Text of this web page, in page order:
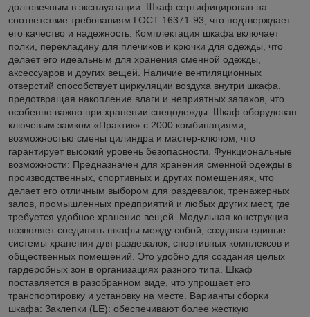
долговечным в эксплуатации. Шкаф сертифицирован на
соответствие требованиям ГОСТ 16371-93, что подтверждает
его качество и надежность. Комплектация шкафа включает
полки, перекладину для плечиков и крючки для одежды, что
делает его идеальным для хранения сменной одежды,
аксессуаров и других вещей. Наличие вентиляционных
отверстий способствует циркуляции воздуха внутри шкафа,
предотвращая накопление влаги и неприятных запахов, что
особенно важно при хранении спецодежды. Шкаф оборудован
ключевым замком «Практик» с 2000 комбинациями,
возможностью смены цилиндра и мастер-ключом, что
гарантирует высокий уровень безопасности. Функциональные
возможности: Предназначен для хранения сменной одежды в
производственных, спортивных и других помещениях, что
делает его отличным выбором для раздевалок, тренажерных
залов, промышленных предприятий и любых других мест, где
требуется удобное хранение вещей. Модульная конструкция
позволяет соединять шкафы между собой, создавая единые
системы хранения для раздевалок, спортивных комплексов и
общественных помещений. Это удобно для создания целых
гардеробных зон в организациях разного типа. Шкаф
поставляется в разобранном виде, что упрощает его
транспортировку и установку на месте. Варианты сборки
шкафа: Заклепки (LE): обеспечивают более жесткую